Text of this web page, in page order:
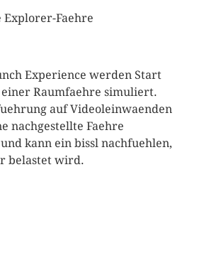
Explorer-Faehre
Experience werden Start
Raumfaehre simuliert.
auf Videoleinwaenden
nachgestellte Faehre
kann ein bissl nachfuehlen,
belastet wird.